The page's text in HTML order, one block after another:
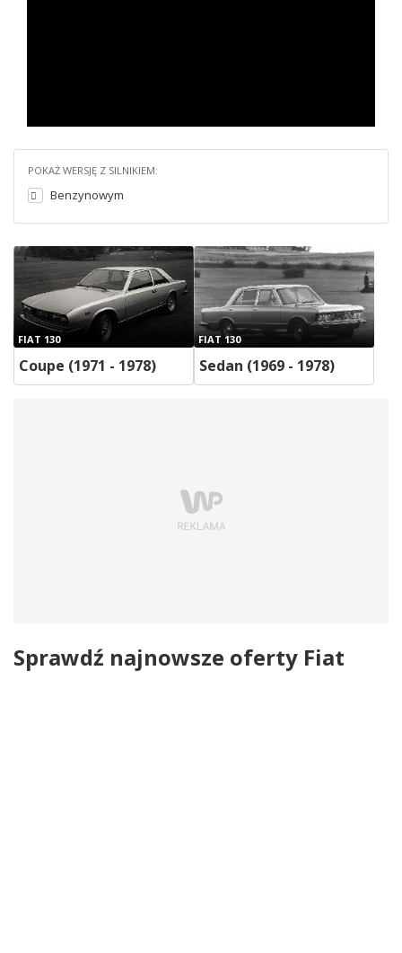
POKAŻ WERSJĘ Z SILNIKIEM:
Benzynowym
FIAT 130
Coupe (1971 - 1978)
FIAT 130
Sedan (1969 - 1978)
Sprawdź najnowsze oferty Fiat